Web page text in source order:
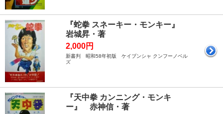
『蛇拳 スネーキー・モンキー』
岩城昇・著
2,000円
新書判 昭和58年初版 ケイブンシャ クンフーノベル
ズ
『天中拳 カンニング・モンキ
ー』 赤神信・著